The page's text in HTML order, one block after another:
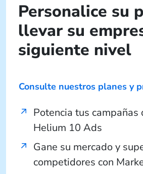
Personalice su
llevar su
siguiente nivel
Consulte nuestros planes y
Potencia tus campañas
Helium 10 Ads
Gane su mercado y
competidores con